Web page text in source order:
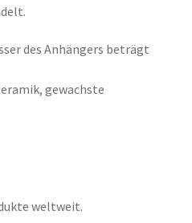
des Anhängers beträgt
gewachste
weltweit.